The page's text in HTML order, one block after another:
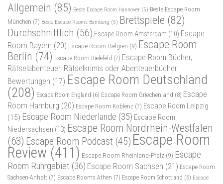
Allgemein (85) Beste Escape Room Hannover (5) Beste Escape Room
München (7) Beste Escape Rooms Bamberg (5) Brettspiele (82)
Durchschnittlich (56) Escape Room Amsterdam (10) Escape
Room Bayern (20) Escape Room Belgien (9) Escape Room
Berlin (74) Escape Room Bielefeld (7) Escape Room Bücher,
Rätselabenteuer, Rätselkrimis oder Abenteuerbücher
Bewertungen (17) Escape Room Deutschland
(208) Escape Room England (6) Escape Room Griechenland (8) Escape
Room Hamburg (20) Escape Room Koblenz (7) Escape Room Leipzig
(15) Escape Room Niederlande (35) Escape Room
Niedersachsen (13) Escape Room Nordrhein-Westfalen
(63) Escape Room Podcast (45) Escape Room
Review (411) Escape Room Rheinland-Pfalz (9) Escape
Room Ruhrgebiet (36) Escape Room Sachsen (21) Escape Room
Sachsen-Anhalt (7) Escape Rooms Athen (7) Escape Room Schottland (6) Escape